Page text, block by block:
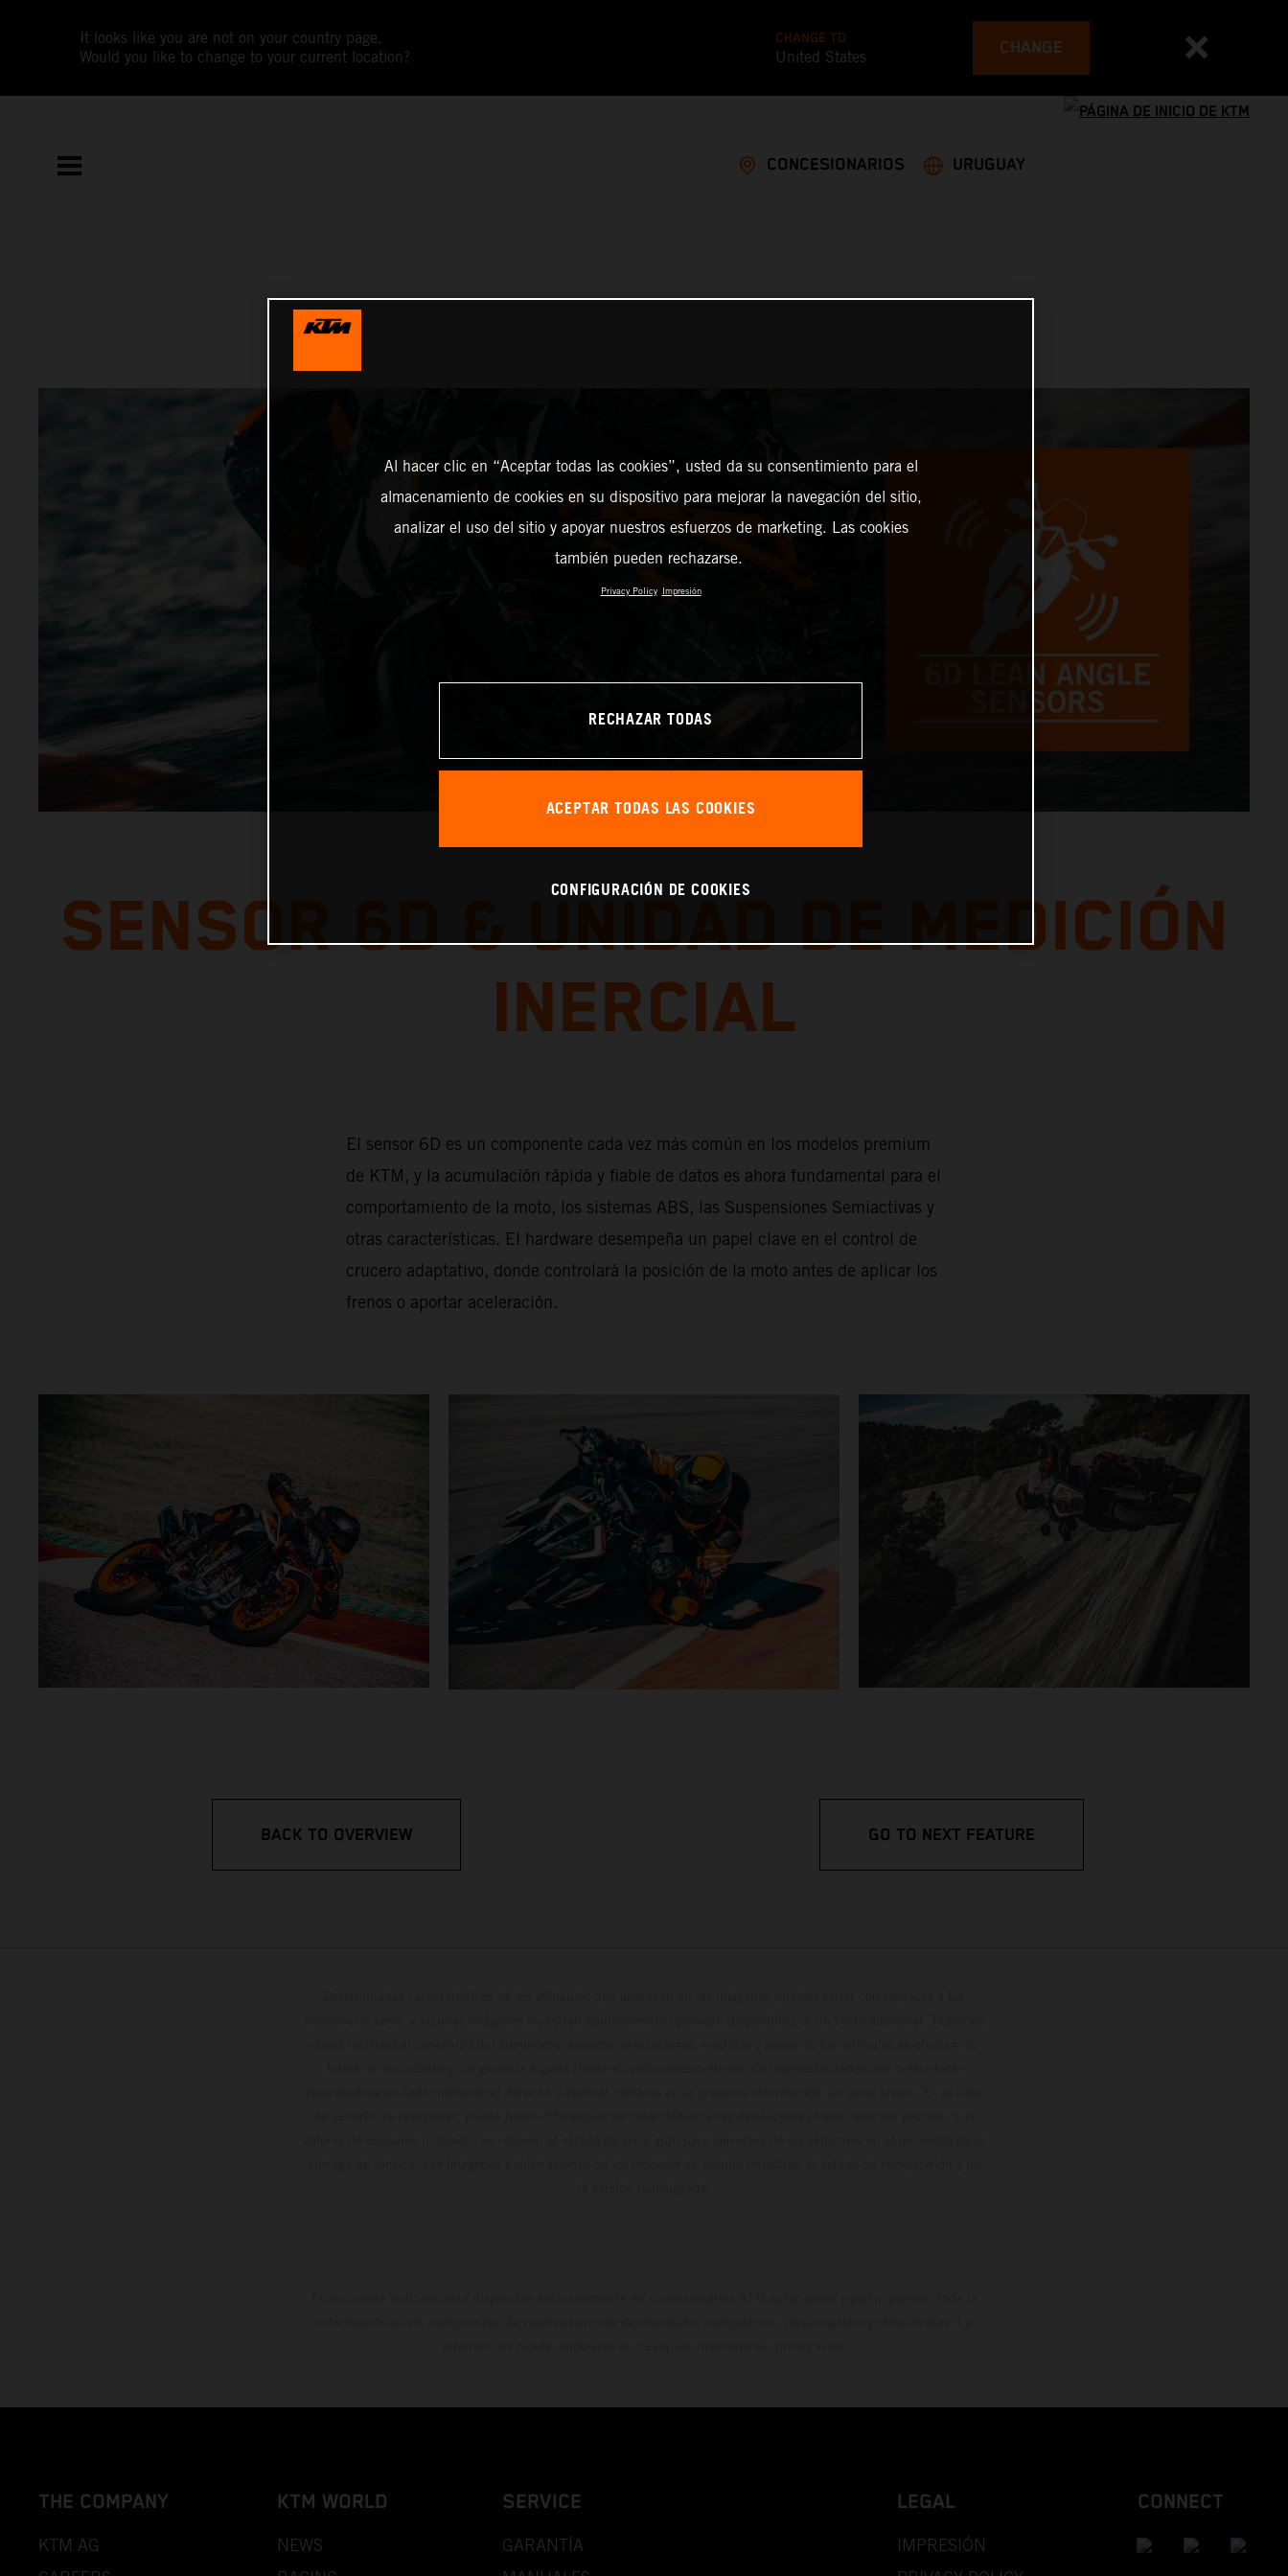
It looks like you are not on your country page.
Would you like to change to your current location?
CHANGE TO
United States CHANGE
CONCESIONARIOS URUGUAY
SENSOR 6D & UNIDAD DE MEDICIÓN
INERCIAL
El sensor 6D es un componente cada vez más común en los modelos premium
de KTM, y la acumulación rápida y fiable de datos es ahora fundamental para el
comportamiento de la moto, los sistemas ABS, las Suspensiones Semiactivas y
otras características. El hardware desempeña un papel clave en el control de
crucero adaptativo, donde controlará la posición de la moto antes de aplicar los
frenos o aportar aceleración.
BACK TO OVERVIEW GO TO NEXT FEATURE
THE COMPANY
KTM AG
KTM WORLD
NEWS
SERVICE
GARANTÍA
LEGAL
IMPRESIÓN
CONNECT
Al hacer clic en “Aceptar todas las cookies”, usted da su consentimiento para el
almacenamiento de cookies en su dispositivo para mejorar la navegación del sitio,
analizar el uso del sitio y apoyar nuestros esfuerzos de marketing. Las cookies
también pueden rechazarse.
Privacy Policy Impresión
RECHAZAR TODAS
ACEPTAR TODAS LAS COOKIES
CONFIGURACIÓN DE COOKIES